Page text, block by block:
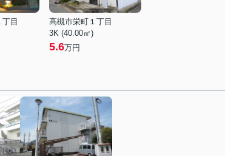
目
高槻市栄町１丁目
3K (40.00㎡)
5.6万円